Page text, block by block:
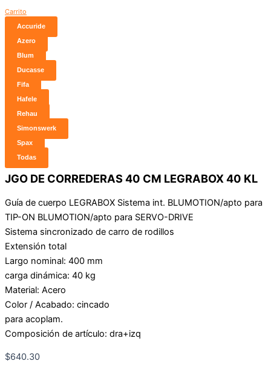
Carrito
Accuride
Azero
Blum
Ducasse
Fifa
Hafele
Rehau
Simonswerk
Spax
Todas
JGO DE CORREDERAS 40 CM LEGRABOX 40 KL
Guía de cuerpo LEGRABOX Sistema int. BLUMOTION/apto para
TIP-ON BLUMOTION/apto para SERVO-DRIVE
Sistema sincronizado de carro de rodillos
Extensión total
Largo nominal: 400 mm
carga dinámica: 40 kg
Material: Acero
Color / Acabado: cincado
para acoplam.
Composición de artículo: dra+izq
$640.30